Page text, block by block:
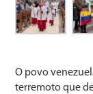
O povo
terremoto que